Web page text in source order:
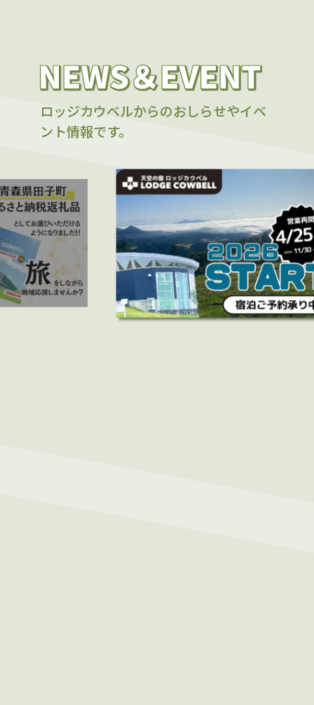
ロッジカウベルからのおしらせやイベ
ント情報です。